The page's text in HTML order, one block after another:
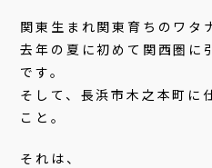
関東生まれ関東育ちのワタ
去年の夏に初めて関西圏に
です。
そして、長浜市木之本町に
こと。
それは、